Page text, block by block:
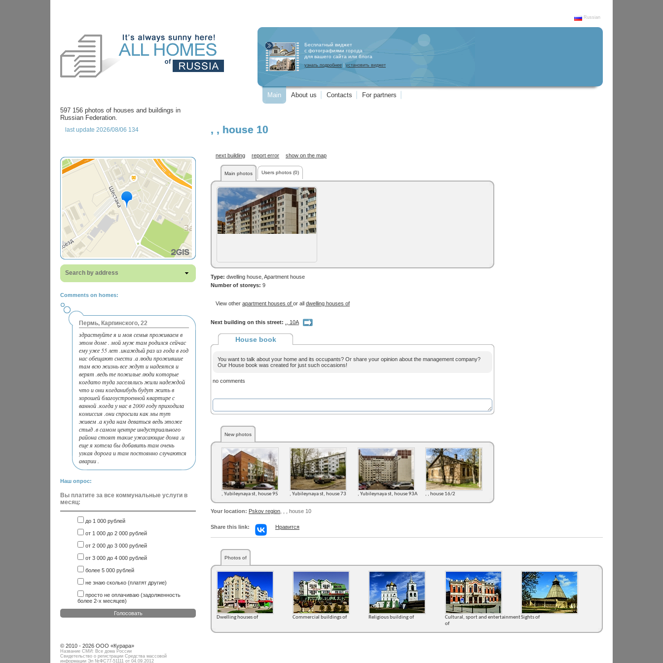
Russian
Бесплатный виджет
с фотографиями города
для вашего сайта или блога
узнать подробнее установить виджет
Main About us Contacts For partners
597 156 photos of houses and buildings in
Russian Federation.
last update 2026/08/06 134
Search by address
Comments on homes:
Пермь, Карпинского, 22
здраствуйте я и моя семья проживаем в
этом доме . мой муж там родился сейчас
ему уже 55 лет .икаждый раз из года в год
нас обещают снести .а люди прожившие
там всю жизнь все ждут и надеятся и
верят .ведь те пожилые люди которые
когдато туда заселялись жили надеждой
что и они когданибудь будут жить в
хорошей благоустроенной квартире с
ванной .когда у нас в 2000 году приходила
комиссия .они спросили как мы тут
живем .а куда нам деваться ведь этоже
стыд .в самом центре индустриального
района стоят такие ужасающие дома .и
еще я хотела бы добавить там очень
узкая дорога и там постоянно случаются
аварии .
Наш опрос:
Вы платите за все коммунальные услуги в
месяц:
до 1 000 рублей
от 1 000 до 2 000 рублей
от 2 000 до 3 000 рублей
от 3 000 до 4 000 рублей
более 5 000 рублей
не знаю сколько (платят другие)
просто не оплачиваю (задолженность
более 2-х месяцев)
Голосовать
, , house 10
next building report error show on the map
Main photos Users photos (0)
Type: dwelling house, Apartment house
Number of storeys: 9
View other apartment houses of or all dwelling houses of
Next building on this street: ., 10А
House book
You want to talk about your home and its occupants? Or share your opinion about the management company?
Our House book was created for just such occasions!
no comments
New photos
, Yubileynaya st, house 95 , Yubileynaya st, house 73 , Yubileynaya st, house 93А , , house 16/2
Your location: Pskov region , house 10
Share this link: Нравится
Photos of
Dwelling houses of Commercial buildings of Religious building of
Cultural, sport and entertainment
of
Sights of
© 2010 - 2026 ООО «Курара»
Название СМИ: Все дома России
Свидетельство о регистрации Средства массовой
информации Эл №ФC77-51111 от 04.09.2012